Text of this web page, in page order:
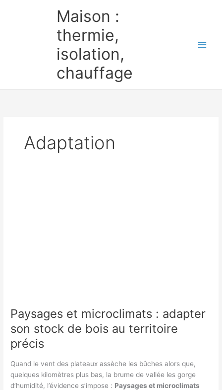
Maison :
thermie,
isolation,
chauffage
Adaptation
Paysages et microclimats : adapter
son stock de bois au territoire
précis
Quand le vent des plateaux assèche les bûches alors que,
quelques kilomètres plus bas, la brume de vallée les gorge
d’humidité, l’évidence s’impose : Paysages et microclimats